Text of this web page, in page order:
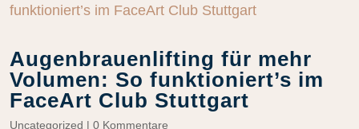
Augenbrauenlifting für mehr
Volumen: So funktioniert’s im
FaceArt Club Stuttgart
Uncategorized | 0 Kommentare